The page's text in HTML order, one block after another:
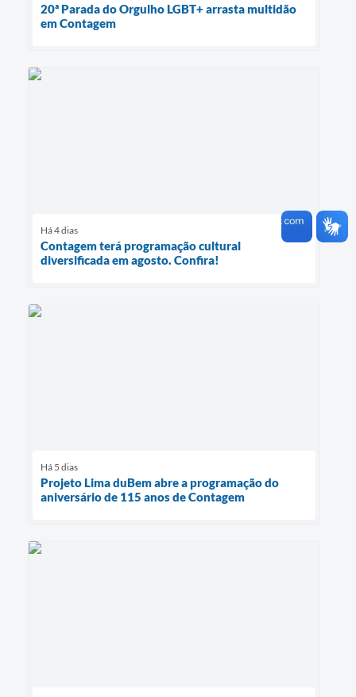
20ª Parada do Orgulho LGBT+ arrasta multidão
em Contagem
Há 4 dias
Contagem terá programação cultural
diversificada em agosto. Confira!
Há 5 dias
Projeto Lima duBem abre a programação do
aniversário de 115 anos de Contagem